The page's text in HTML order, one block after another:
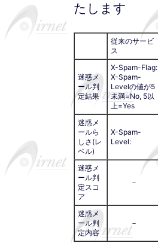
たします
従来のサービ
ス
迷惑メ
ール判
定結果
X-Spam-Flag:
X-Spam-
Levelの値が5
未満=No, 5以
上=Yes
迷惑メ
ールら
しさ(レ
ベル)
X-Spam-
Level:
迷惑メ
ール判
定スコ
ア
－
迷惑メ
ール判
定内容
－